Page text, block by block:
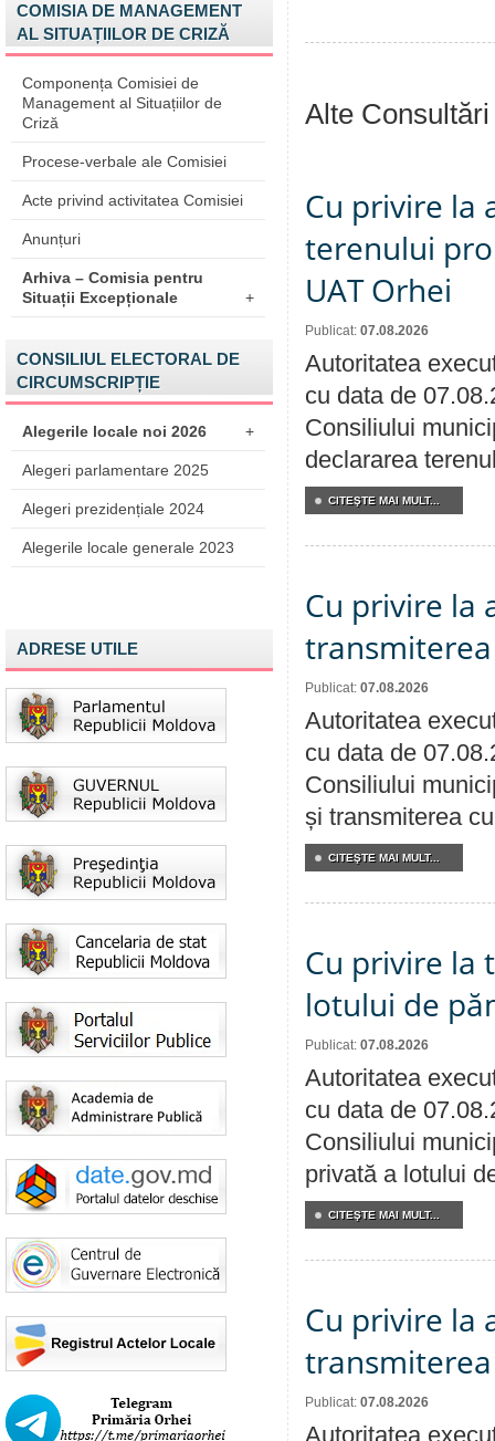
COMISIA DE MANAGEMENT
AL SITUAȚIILOR DE CRIZĂ
Componența Comisiei de
Management al Situațiilor de
Criză
Procese-verbale ale Comisiei
Acte privind activitatea Comisiei
Anunțuri
Arhiva – Comisia pentru
Situații Excepționale
+
CONSILIUL ELECTORAL DE
CIRCUMSCRIPȚIE
Alegerile locale noi 2026 +
Alegeri parlamentare 2025
Alegeri prezidențiale 2024
Alegerile locale generale 2023
ADRESE UTILE
Alte
Cu privire la
terenului
UAT Orhei
Publicat: 07.08.2026
Autoritatea
cu data de
Consiliului
declararea
CITEŞTE MAI MULT...
Cu privire la
Publicat: 07.08.2026
Autoritatea
cu data de
Consiliului
și transmiterea
CITEŞTE MAI MULT...
Cu privire la
lotului de
Publicat: 07.08.2026
Autoritatea
cu data de
Consiliului
privată a lotului
CITEŞTE MAI MULT...
Cu privire la
Publicat: 07.08.2026
Autoritatea